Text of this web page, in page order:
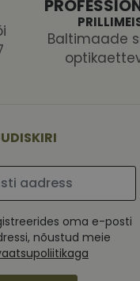
Baltimaade
e-posti aadress
oma e-posti
nõustud meie